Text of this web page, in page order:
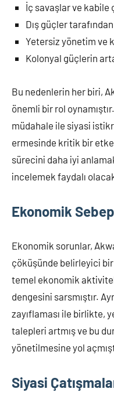
İç savaşlar ve kabile
Dış güçler
Yetersiz yönetim ve
Kolonyal güçlerin
Bu nedenlerin her biri,
önemli bir rol
müdahale ile siyasi
ermesinde kritik bir
sürecini daha iyi
incelemek faydalı
Ekonomik
Ekonomik sorunlar,
çöküşünde belirleyici
temel ekonomik
dengesini sarsmıştır.
zayıflaması ile birlikte,
talepleri artmış ve bu
yönetilmesine yol
Siyasi